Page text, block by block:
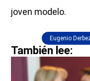
joven modelo.
Eugenio
También lee: